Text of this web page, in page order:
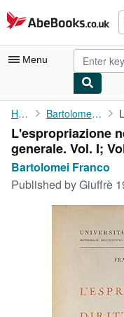
Skip to main content
AbeBooks.co.uk
Menu
My Account
My Purchases
Advanced Search
Browse Collections
Rare Books
Art & Collectables
Home Bartolomei Franco
L'espropriazione
generale. Vol. I;
Bartolomei Franco
Published byGiuffrè